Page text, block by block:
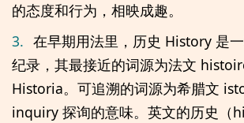
的态度和行为，相映成趣。
3. 在早期用法里，历史 History 是
纪录，其最接近的词源为法文
Historia。可追溯的词源为希腊文
inquiry 探询的意味。英文的历史（